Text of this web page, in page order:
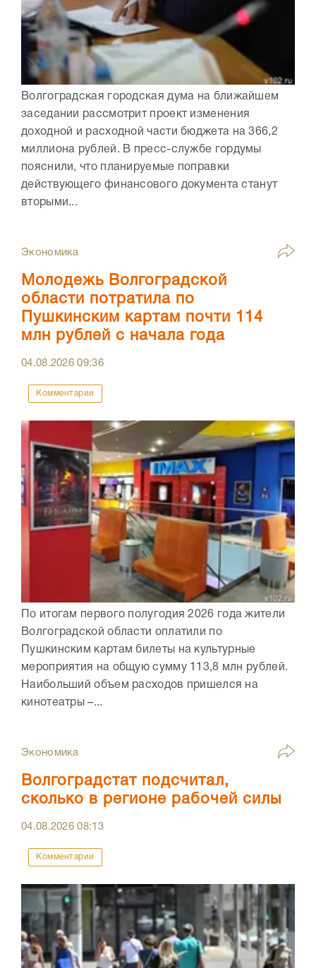
Волгоградская городская дума на ближайшем
заседании рассмотрит проект изменения
доходной и расходной части бюджета на 366,2
миллиона рублей. В пресс-службе гордумы
пояснили, что планируемые поправки
действующего финансового документа станут
вторыми...
Экономика
Молодежь Волгоградской
области потратила по
Пушкинским картам почти 114
млн рублей с начала года
04.08.202609:36
Комментарии
По итогам первого полугодия 2026 года жители
Волгоградской области оплатили по
Пушкинским картам билеты на культурные
мероприятия на общую сумму 113,8 млн рублей.
Наибольший объем расходов пришелся на
кинотеатры –...
Экономика
Волгоградстат подсчитал,
сколько в регионе рабочей силы
04.08.202608:13
Комментарии